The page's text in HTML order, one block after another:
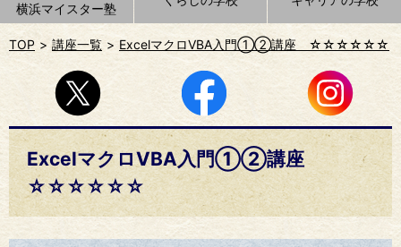
横浜マイスター塾
TOP 講座一覧 ExcelマクロVBA入門①②講座 ☆☆☆☆☆☆
ExcelマクロVBA入門①②講座
☆☆☆☆☆☆